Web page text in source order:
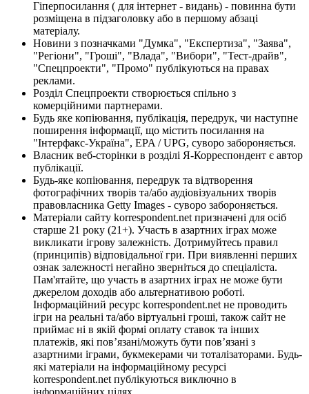
Гіперпосилання ( для інтернет - видань) - повинна бути
розміщена в підзаголовку або в першому абзаці
матеріалу.
Новини з позначками "Думка", "Експертиза", "Заява",
"Регіони", "Гроші", "Влада", "Вибори", "Тест-драйв",
"Спецпроекти", "Промо" публікуються на правах
реклами.
Розділ Спецпроекти створюється спільно з
комерційними партнерами.
Будь яке копіювання, публікація, передрук, чи наступне
поширення інформації, що містить посилання на
"Інтерфакс-Україна", EPA / UPG, суворо забороняється.
Власник веб-сторінки в розділі Я-Корреспондент є автор
публікації.
Будь-яке копіювання, передрук та відтворення
фотографічних творів та/або аудіовізуальних творів
правовласника Getty Images - суворо забороняється.
Матеріали сайту korrespondent.net призначені для осіб
старше 21 року (21+). Участь в азартних іграх може
викликати ігрову залежність. Дотримуйтесь правил
(принципів) відповідальної гри. При виявленні перших
ознак залежності негайно зверніться до спеціаліста.
Пам'ятайте, що участь в азартних іграх не може бути
джерелом доходів або альтернативою роботі.
Інформаційний ресурс korrespondent.net не проводить
ігри на реальні та/або віртуальні гроші, також сайт не
приймає ні в якій формі оплату ставок та інших
платежів, які пов’язані/можуть бути пов’язані з
азартними іграми, букмекерами чи тоталізаторами. Будь-
які матеріали на інформаційному ресурсі
korrespondent.net публікуються виключно в